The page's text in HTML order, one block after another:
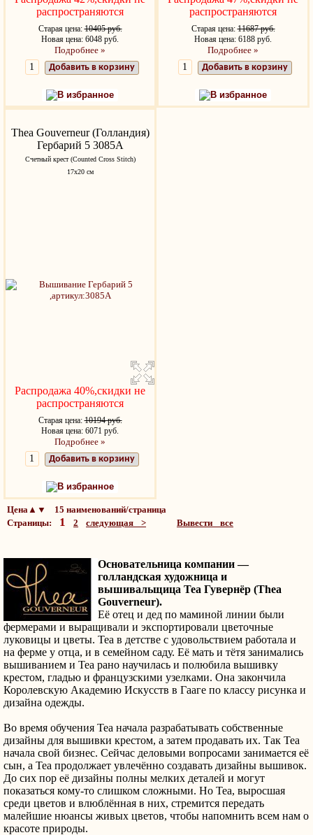
распространяются
Старая цена:10405 руб.
Новая цена: 6048 руб.
Подробнее »
Добавить в корзину
В избранное
распространяются
Старая цена:11687 руб.
Новая цена: 6188 руб.
Подробнее »
Добавить в корзину
В избранное
Thea Gouverneur (Голландия)
Гербарий 5 3085А
Счетный крест (Counted Cross Stitch)
17х20 см
Распродажа 40%,скидки не
распространяются
Старая цена:10194 руб.
Новая цена: 6071 руб.
Подробнее »
Добавить в корзину
В избранное
Цена▲▼ 15 наименований/страница
Страницы: 1 2 следующая > Вывести все
Основательница компании —
голландская художница и
вышивальщица Теа Гувернёр (Thea
Gouverneur).
Её отец и дед по маминой линии были
фермерами и выращивали и экспортировали цветочные
луковицы и цветы. Теа в детстве с удовольствием работала и
на ферме у отца, и в семейном саду. Её мать и тётя занимались
вышиванием и Теа рано научилась и полюбила вышивку
крестом, гладью и французскими узелками. Она закончила
Королевскую Академию Искусств в Гааге по классу рисунка и
дизайна одежды.
Во время обучения Теа начала разрабатывать собственные
дизайны для вышивки крестом, а затем продавать их. Так Теа
начала свой бизнес. Сейчас деловыми вопросами занимается её
сын, а Теа продолжает увлечённо создавать дизайны вышивок.
До сих пор её дизайны полны мелких деталей и могут
показаться кому-то слишком сложными. Но Теа, выросшая
среди цветов и влюблённая в них, стремится передать
малейшие нюансы живых цветов, чтобы напомнить всем нам о
красоте природы.